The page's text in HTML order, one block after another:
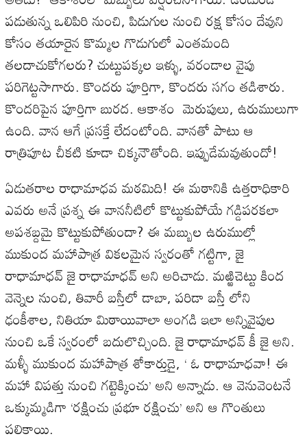
పడుతున్న ఒలిపిరి నుంచి, పిడుగుల నుంచి రక్ష కోసం దేవుని
కోసం తయారైన కొమ్మల గొడుగులో ఎంతమంది
తలదాచుకోగలరు? చుట్టుపక్కల ఇళ్ళు, వరండాల వైపు
పరిగెట్టసాగారు. కొందరు పూర్తిగా, కొందరు సగం తడిశారు.
కొందరిపైన పూర్తిగా బురద. ఆకాశం మెరుపులు, ఉరుములుగా
ఉంది. వాన ఆగే ప్రసక్తే లేదంటోంది. వానతో పాటు ఆ
రాత్రిపూట చీకటి కూడా చిక్కనౌతోంది. ఇప్పుడేమవుతుందో!
ఏడుతరాల రాధామాధవ మఠమిది! ఈ మఠానికి ఉత్తరాధికారి
ఎవరు అనే ప్రశ్న ఈ వాననీటిలో కొట్టుకుపోయే గడ్డిపరకలా
అపశబ్దమై కొట్టుకుపోతుందా? ఈ మబ్బుల ఉరుముల్లో
ముకుంద మహాపాత్ర వికలమైన స్వరంతో గట్టిగా, జై
రాధామాధవ్ జై రాధామాధవ్ అని అరిచాడు. మఱ్ఱిచెట్టు కింద
వెన్నెల నుంచి, తివారీ బస్తీలో డాబా, పరిడా బస్తీ లోని
ఢంకీశాల, నితియా మిఠాయివాలా అంగడి ఇలా అన్నివైపుల
నుంచి ఒకే స్వరంలో బదులొచ్చింది. జై రాధామాధవ్ కీ జై అని.
మళ్ళీ ముకుంద మహాపాత్ర శోకార్తుడై, ‘ ఓ రాధామాధవా! ఈ
మహా విపత్తు నుంచి గట్టెక్కించు’ అని అన్నాడు. ఆ వెనువెంటనే
ఒక్కుమ్మడిగా ‘రక్షించు ప్రభూ రక్షించు’ అని ఆ గొంతులు
పలికాయి.